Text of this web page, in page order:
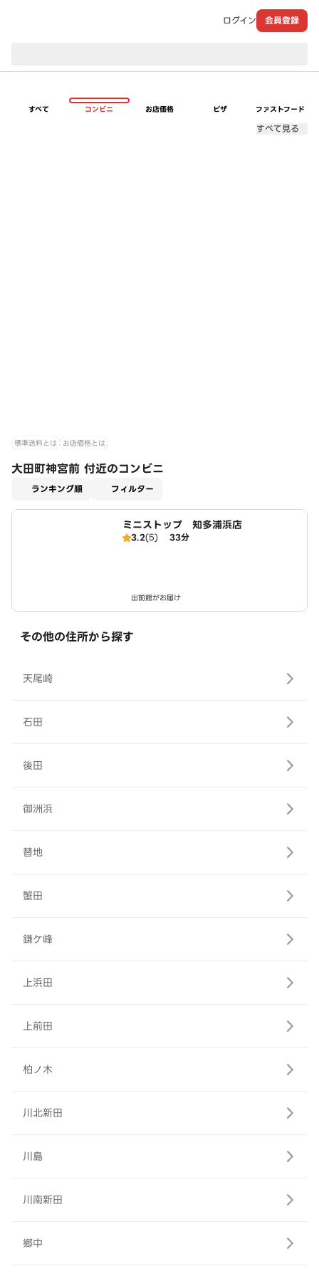
ログイン 会員登録
すべて コンビニ お店価格 ピザ ファストフード
すべて見る
標準送料とは お店価格とは
大田町神宮前 付近のコンビニ
ランキング順 フィルター
ミニストップ 知多浦浜店
3.2(5) 33分
出前館がお届け
その他の住所から探す
天尾崎
石田
後田
御洲浜
替地
蟹田
鎌ケ峰
上浜田
上前田
柏ノ木
川北新田
川島
川南新田
郷中